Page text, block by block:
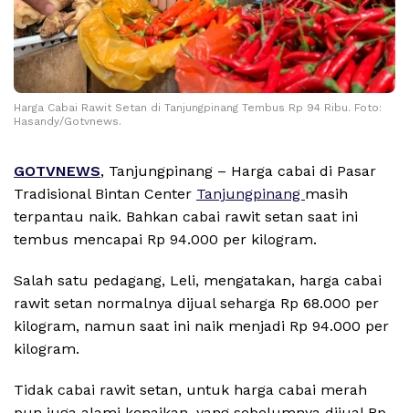
Harga Cabai Rawit Setan di Tanjungpinang Tembus Rp 94 Ribu. Foto:
Hasandy/Gotvnews.
GOTVNEWS, Tanjungpinang – Harga cabai di Pasar
Tradisional Bintan Center Tanjungpinang masih
terpantau naik. Bahkan cabai rawit setan saat ini
tembus mencapai Rp 94.000 per kilogram.
Salah satu pedagang, Leli, mengatakan, harga cabai
rawit setan normalnya dijual seharga Rp 68.000 per
kilogram, namun saat ini naik menjadi Rp 94.000 per
kilogram.
Tidak cabai rawit setan, untuk harga cabai merah